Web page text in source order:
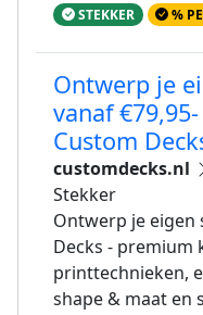
STEKKER %
Ontwerp je
vanaf
Custom
customdecks.nl
Stekker
Ontwerp je eigen
Decks -
printtechnieken,
shape & maat en